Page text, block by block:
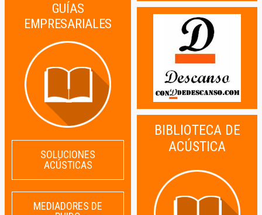
GUÍAS
EMPRESARIALES
SOLUCIONES
ACÚSTICAS
MEDIADORES DE
BIBLIOTECA DE
ACÚSTICA